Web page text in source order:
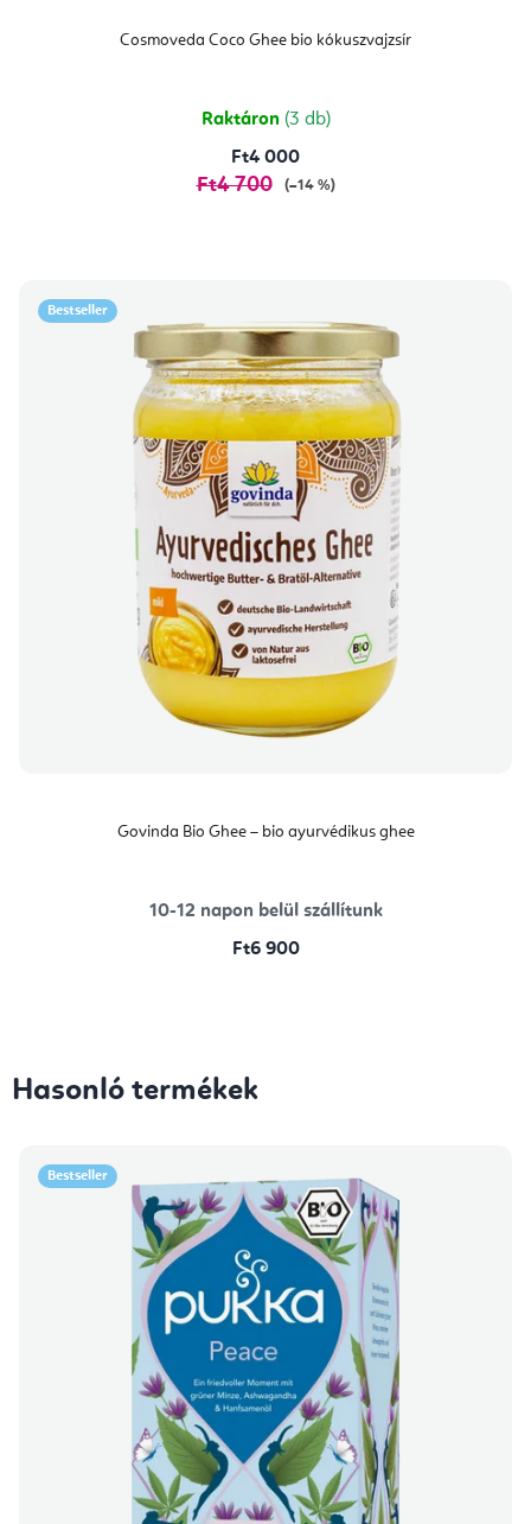
Cosmoveda Coco Ghee bio kókuszvajzsír
Raktáron (3 db)
Ft4 000
Ft4 700 (–14 %)
Bestseller
Govinda Bio Ghee – bio ayurvédikus ghee
10-12 napon belül szállítunk
Ft6 900
Hasonló termékek
Bestseller